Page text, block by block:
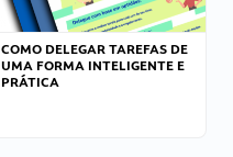
COMO DELEGAR TAREFAS DE
UMA FORMA INTELIGENTE E
PRÁTICA